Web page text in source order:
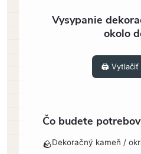
Vysypanie
okolo
🖨️ Vytlačiť
Čo budete
🪨Dekoračný kameň /